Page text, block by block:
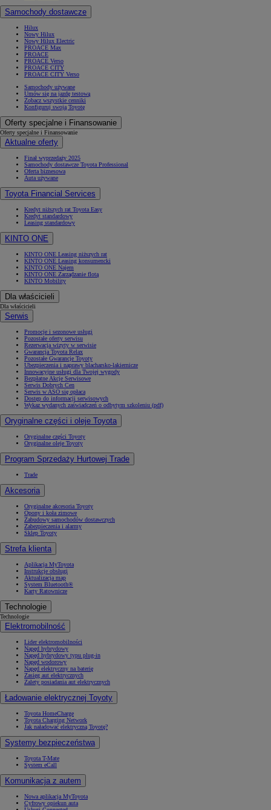
Samochody dostawcze
Hilux
Nowy Hilux
Nowy Hilux Electric
PROACE Max
PROACE
PROACE Verso
PROACE CITY
PROACE CITY Verso
Samochody używane
Umów się na jazdę testową
Zobacz wszystkie cenniki
Konfiguruj swoją Toyotę
Oferty specjalne i Finansowanie
Oferty specjalne i Finansowanie
Aktualne oferty
Finał wyprzedaży 2025
Samochody dostawcze Toyota Professional
Oferta biznesowa
Auta używane
Toyota Financial Services
Kredyt niższych rat Toyota Easy
Kredyt standardowy
Leasing standardowy
KINTO ONE
KINTO ONE Leasing niższych rat
KINTO ONE Leasing konsumencki
KINTO ONE Najem
KINTO ONE Zarządzanie flotą
KINTO Mobility
Dla właścicieli
Dla właścicieli
Serwis
Promocje i sezonowe usługi
Pozostałe oferty serwisu
Rezerwacja wizyty w serwisie
Gwarancja Toyota Relax
Pozostałe Gwarancje Toyoty
Ubezpieczenia i naprawy blacharsko-lakiernicze
Innowacyjne usługi dla Twojej wygody
Bezpłatne Akcje Serwisowe
Serwis Dobrych Cen
Serwis w ASO się opłaca
Dostęp do informacji serwisowych
Wykaz wydanych zaświadczeń o odbytym szkoleniu (pdf)
Oryginalne części i oleje Toyota
Oryginalne części Toyoty
Oryginalne oleje Toyoty
Program Sprzedaży Hurtowej Trade
Trade
Akcesoria
Oryginalne akcesoria Toyoty
Opony i koła zimowe
Zabudowy samochodów dostawczych
Zabezpieczenia i alarmy
Sklep Toyoty
Strefa klienta
Aplikacja MyToyota
Instrukcje obsługi
Aktualizacja map
System Bluetooth®
Karty Ratownicze
Technologie
Technologie
Elektromobilność
Lider elektromobilności
Napęd hybrydowy
Napęd hybrydowy typu plug-in
Napęd wodorowy
Napęd elektryczny na baterię
Zasięg aut elektrycznych
Zalety posiadania aut elektrycznych
Ładowanie elektrycznej Toyoty
Toyota HomeCharge
Toyota Charging Network
Jak naładować elektryczną Toyotę?
Systemy bezpieczeństwa
Toyota T-Mate
System eCall
Komunikacja z autem
Nowa aplikacja MyToyota
Cyfrowy opiekun auta